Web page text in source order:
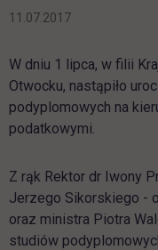
11.07.2017
W dniu 1 lipca, w filii
Otwocku, nastąpiło
podyplomowych na
podatkowymi.
Z rąk Rektor dr Iwony
Jerzego Sikorskiego -
oraz ministra Piotra
studiów